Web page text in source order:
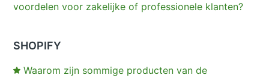
voordelen voor zakelijke of professionele klanten?
SHOPIFY
Waarom zijn sommige producten van de